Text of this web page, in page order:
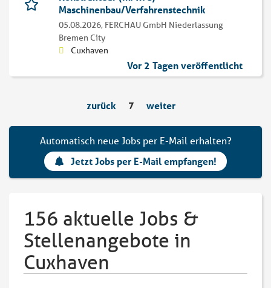
Maschinenbau/Verfahrenstechnik
05.08.2026, FERCHAU GmbH Niederlassung
Bremen City
Cuxhaven
Vor 2 Tagen veröffentlicht
zurück 7 weiter
Automatisch neue Jobs per E-Mail erhalten?
Jetzt Jobs per E-Mail empfangen!
156 aktuelle Jobs &
Stellenangebote in
Cuxhaven